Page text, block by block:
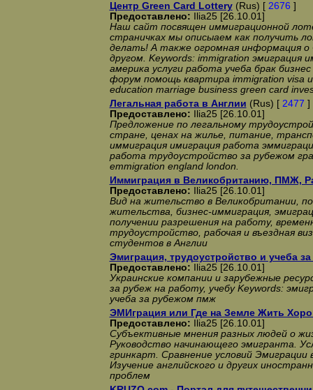
Центр Green Card Lottery(Rus) [ 2676 ]
Предоставлено:
Ilia25 [26.10.01]
Наш сайт посвящен иммиграционной
страничках мы описыаем как получить
делать! А также огромная информация
другом. Keywords: immigration эмиграция
америка услуги работа учеба брак
форум помощь квартира immigration visa
education marriage business green card
Легальная работа в Англии (Rus) [ 2477 ]
Предоставлено:
Ilia25 [26.10.01]
Предложение по легальному
стране, ценах на жилье, питание,
иммиграция имиграция работа
работа трудоустройство за рубежом
emmigration england london.
Иммиграция в Великобританию, ПМЖ,
Предоставлено:
Ilia25 [26.10.01]
Вид на жительство в Великобритании,
жительства, бизнес-иммиграция,
получении разрешения на работу,
трудоустройство, рабочая и въездная
студентов в Англии
Эмиграция, трудоустройство и учеба
Предоставлено:
Ilia25 [26.10.01]
Украинские компании и зарубежные
за рубеж на работу, учебу Keywords:
учеба за рубежом пмж
ЭМИграция или Где на Земле Жить
Предоставлено:
Ilia25 [26.10.01]
Субъективные мнения разных людей о
Руководство начинающего эмигранта.
гринкарт. Сравнение условий
Изучение английского и других
проблем